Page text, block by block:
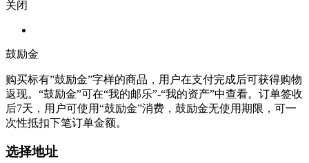
关闭
鼓励金
购买标有”鼓励金”字样的商品，用户在支付完成后可获得购物
返现。“鼓励金”可在“我的邮乐”-“我的资产”中查看。订单签收
后7天，用户可使用“鼓励金”消费，鼓励金无使用期限，可一
次性抵扣下笔订单金额。
选择地址